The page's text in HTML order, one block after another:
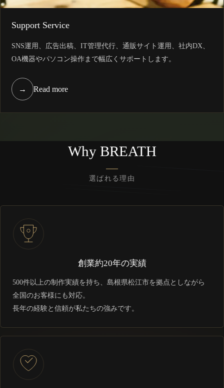
Support Service
SNS運用、広告出稿、IT管理代行、通販サイト運用、社内DX、
OA機器やパソコン操作まで幅広くサポートします。
→ Read more
Why BREATH
選ばれる理由
創業約20年の実績
500件以上の制作実績を持ち、島根県松江市を拠点としながら
全国のお客様にも対応。
長年の経験と信頼が私たちの強みです。